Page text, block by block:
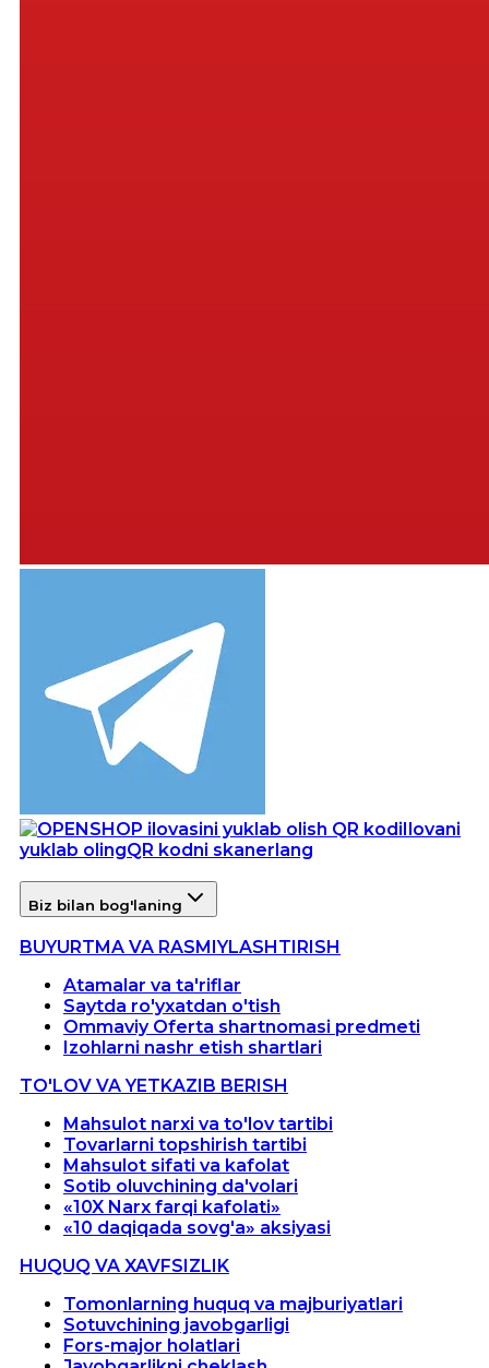
Ilovani
yuklab olingQR kodni skanerlang
Biz bilan bog'laning
BUYURTMA VA RASMIYLASHTIRISH
Atamalar va ta'riflar
Saytda ro'yxatdan o'tish
Ommaviy Oferta shartnomasi predmeti
Izohlarni nashr etish shartlari
TO'LOV VA YETKAZIB BERISH
Mahsulot narxi va to'lov tartibi
Tovarlarni topshirish tartibi
Mahsulot sifati va kafolat
Sotib oluvchining da'volari
«10X Narx farqi kafolati»
«10 daqiqada sovg'a» aksiyasi
HUQUQ VA XAVFSIZLIK
Tomonlarning huquq va majburiyatlari
Sotuvchining javobgarligi
Fors-major holatlari